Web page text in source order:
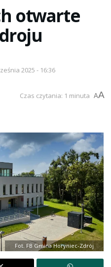
otwarte
2025 - 16:36
Czas czytania: 1 minuta AA
Fot. FB Gmina Horyniec-Zdrój